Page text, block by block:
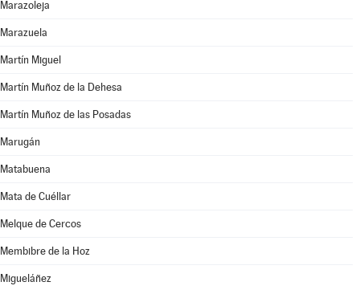
Marazoleja
Marazuela
Martín Miguel
Martín Muñoz de la Dehesa
Martín Muñoz de las Posadas
Marugán
Matabuena
Mata de Cuéllar
Melque de Cercos
Membibre de la Hoz
Migueláñez